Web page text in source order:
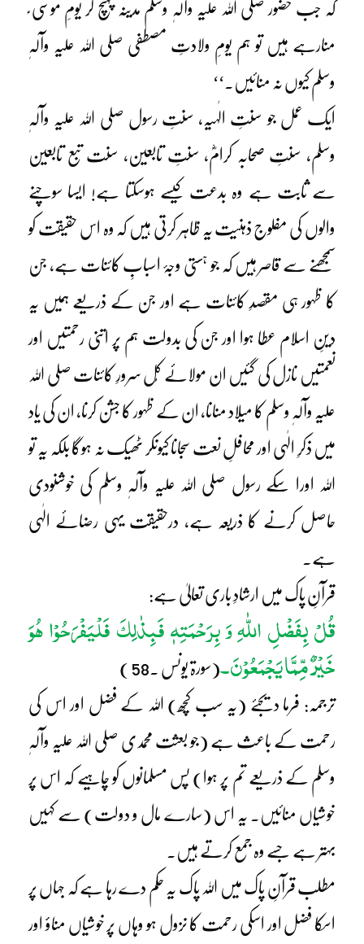
کہ جب حضور صلی اللہ علیہ وآلہٖ وسلم مدینہ پہنچ کر یومِ موسیٰ ؑ
منارہے ہیں تو ہم یومِ ولادتِ مصطفی صلی اللہ علیہ وآلہٖ
وسلم کیوں نہ منائیں۔‘‘
ایک عمل جو سنتِ الٰہیہ، سنتِ رسول صلی اللہ علیہ وآلہٖ
وسلم، سنتِ صحابہ کرامؓ، سنتِ تابعین، سنت تبع تابعین
سے ثابت ہے وہ بدعت کیسے ہوسکتا ہے! ایسا سوچنے
والوں کی مفلوج ذہنیت یہ ظاہر کرتی ہیں کہ وہ اس حقیقت کو
سمجھنے سے قاصر ہیں کہ جو ہستی وجۂ اسبابِ کائنات ہے، جن
کا ظہور ہی مقصدِ کائنات ہے اور جن کے ذریعے ہمیں یہ
دینِ اسلام عطا ہوا اور جن کی بدولت ہم پر اتنی رحمتیں اور
نعمتیں نازل کی گئیں ان مولائے کُل سرورِ کائنات صلی اللہ
علیہ وآلہٖ وسلم کا میلاد منانا، ان کے ظہور کا جشن کرنا، ان کی یاد
میں ذکرِ الٰہی اور محافلِ نعت سجانا کیونکر ٹھیک نہ ہوگا بلکہ یہ تو
اللہ اورا سکے رسول صلی اللہ علیہ وآلہٖ وسلم کی خوشنودی
حاصل کرنے کا ذریعہ ہے، درحقیقت یہی رضائے الٰہی
ہے۔
قرآنِ پاک میں ارشادِ باری تعالیٰ ہے:
قُلْ بِفَضْلِ اللّٰہِ وَ بِرَحْمَتِہٖ فَبِذٰلِکَ فَلْیَفْرَحُوْا ھُوَ
خَیْرٌ مِّمَّا یَجْمَعُوْنَ۔(سورۃ یونس ۔58 )
ترجمہ: فرما دیجئے (یہ سب کچھ) اللہ کے فضل اور اس کی
رحمت کے باعث ہے (جو بعثت محمدی صلی اللہ علیہ وآلہٖ
وسلم کے ذریعے تم پر ہوا) پس مسلمانوں کو چاہیے کہ اس پر
خوشیاں منائیں۔ یہ اس (سارے مال و دولت) سے کہیں
بہتر ہے جسے وہ جمع کرتے ہیں۔
مطلب قرآنِ پاک میں اللہ پاک یہ حکم دے رہا ہے کہ جہاں پر
اسکا فضل اور اسکی رحمت کا نزول ہو وہاں پر خوشیاں مناؤ اور